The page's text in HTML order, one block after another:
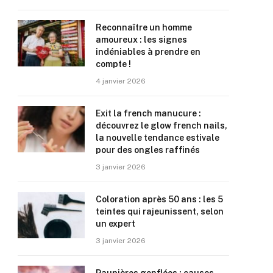
Reconnaître un homme
amoureux : les signes
indéniables à prendre en
compte !
4 janvier 2026
Exit la french manucure :
découvrez le glow french nails,
la nouvelle tendance estivale
pour des ongles raffinés
3 janvier 2026
Coloration après 50 ans : les 5
teintes qui rajeunissent, selon
un expert
3 janvier 2026